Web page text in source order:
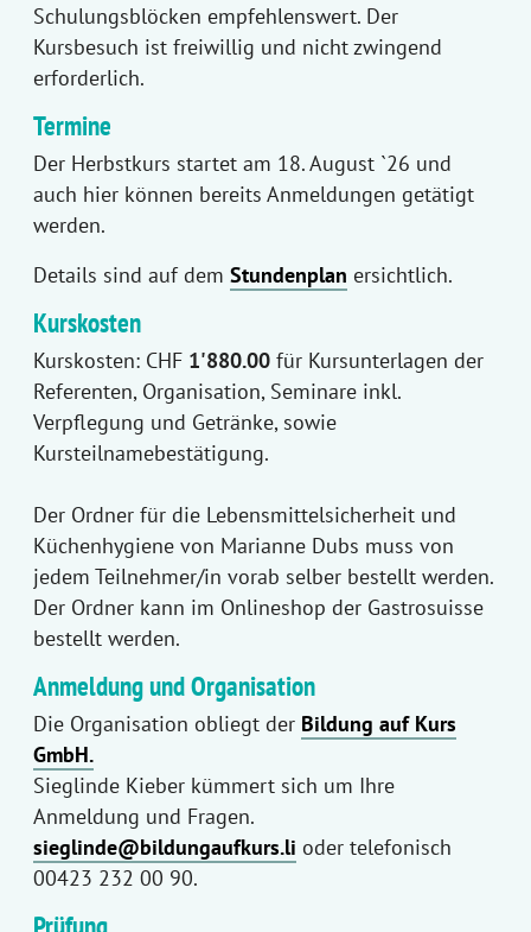
Schulungsblöcken empfehlenswert. Der
Kursbesuch ist freiwillig und nicht zwingend
erforderlich.
Termine
Der Herbstkurs startet am 18. August `26 und
auch hier können bereits Anmeldungen getätigt
werden.
Details sind auf dem Stundenplan ersichtlich.
Kurskosten
Kurskosten: CHF 1'880.00 für Kursunterlagen der
Referenten, Organisation, Seminare inkl.
Verpflegung und Getränke, sowie
Kursteilnamebestätigung.
Der Ordner für die Lebensmittelsicherheit und
Küchenhygiene von Marianne Dubs muss von
jedem Teilnehmer/in vorab selber bestellt werden.
Der Ordner kann im Onlineshop der Gastrosuisse
bestellt werden.
Anmeldung und Organisation
Die Organisation obliegt der Bildung auf Kurs
GmbH.
Sieglinde Kieber kümmert sich um Ihre
Anmeldung und Fragen.
sieglinde@bildungaufkurs.li oder telefonisch
00423 232 00 90.